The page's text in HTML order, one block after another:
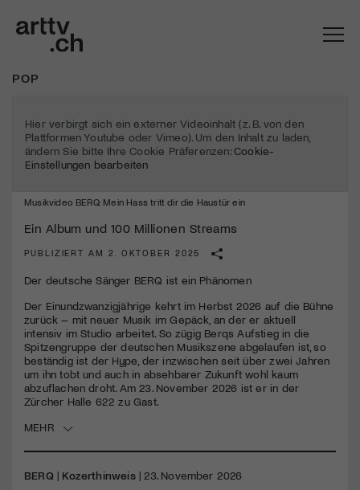
POP
Hier verbirgt sich ein externer Videoinhalt (z. B. von den
Plattformen Youtube oder Vimeo). Um den Inhalt zu laden,
ändern Sie bitte Ihre Cookie Präferenzen:Cookie-
Einstellungen bearbeiten
Musikvideo BERQ: Mein Hass tritt dir die Haustür ein
Ein Album und 100 Millionen Streams
PUBLIZIERT AM 2. OKTOBER 2025
Der deutsche Sänger BERQ ist ein Phänomen
Der Einundzwanzigjährige kehrt im Herbst 2026 auf die Bühne
zurück – mit neuer Musik im Gepäck, an der er aktuell
intensiv im Studio arbeitet. So zügig Berqs Aufstieg in die
Spitzengruppe der deutschen Musikszene abgelaufen ist, so
beständig ist der Hype, der inzwischen seit über zwei Jahren
um ihn tobt und auch in absehbarer Zukunft wohl kaum
abzuflachen droht. Am 23. November 2026 ist er in der
Zürcher Halle 622 zu Gast.
MEHR
BERQ| Kozerthinweis| 23. November 2026
Mach mit: «Be Part of the Art»!
Engagiere dich als Kulturliebhaber:in, Kulturschaffende(r) oder
Kulturinstitution und unterstütze unsere Arbeit.
Mit deiner Mitgliedschaft erhältst du kostenlosen Zugang zu
diversen Kulturevents.
Jetzt Mitglied werden